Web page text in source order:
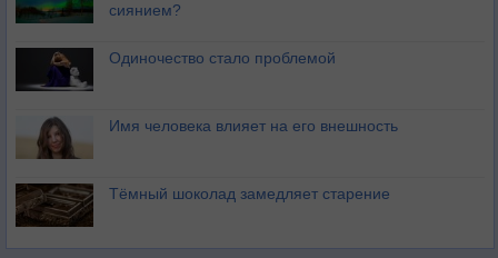
сиянием?
Одиночество стало проблемой
Имя человека влияет на его внешность
Тёмный шоколад замедляет старение